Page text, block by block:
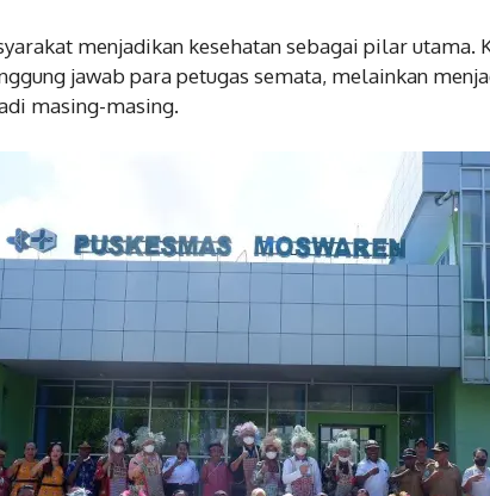
menjadikan kesehatan sebagai pilar utama.
jawab para petugas semata, melainkan
masing-masing.